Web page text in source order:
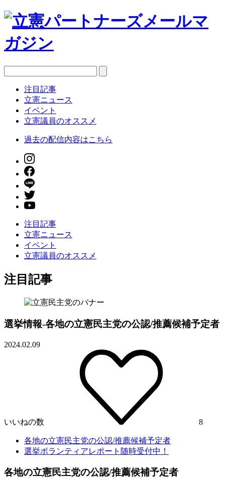
注目記事
立憲ニュース
イベント
立憲議員のオススメ
過去の配信内容はこちら
注目記事
立憲ニュース
イベント
立憲議員のオススメ
注目記事
選挙情報-各地の立憲民主党の公認/推薦候補予定者
2024.02.09
いいねの数 8
各地の立憲民主党の公認/推薦候補予定者
選挙ボランティアレポート随時受付中！
各地の立憲民主党の公認/推薦候補予定者